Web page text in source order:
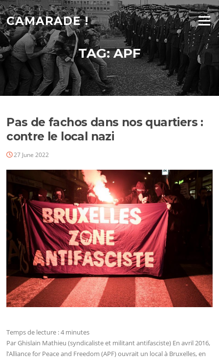
Skip
to
content
CAMARADE ! Menu
TAG:APF
Pas de fachos dans nos quartiers :
contre le local nazi
27 June 2022
Temps de lecture :4 minutes
Par Ghislain Mathieu (syndicaliste et militant antifasciste) En avril 2016,
l’Alliance for Peace and Freedom (APF) ouvrait un local à Bruxelles, en